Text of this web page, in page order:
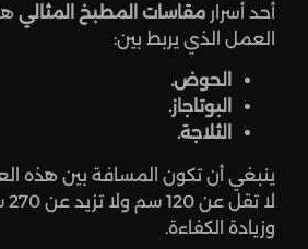
أحد أسرار مقاسات المطبخ المثالي
العمل الذي يربط بين:
الحوض.
البوتاجاز.
الثلاجة.
ينبغي أن تكون المسافة بين هذه
وزيادة الكفاءة.